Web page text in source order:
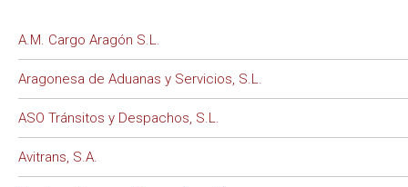
A.M. Cargo Aragón S.L.
Aragonesa de Aduanas y Servicios, S.L.
ASO Tránsitos y Despachos, S.L.
Avitrans, S.A.